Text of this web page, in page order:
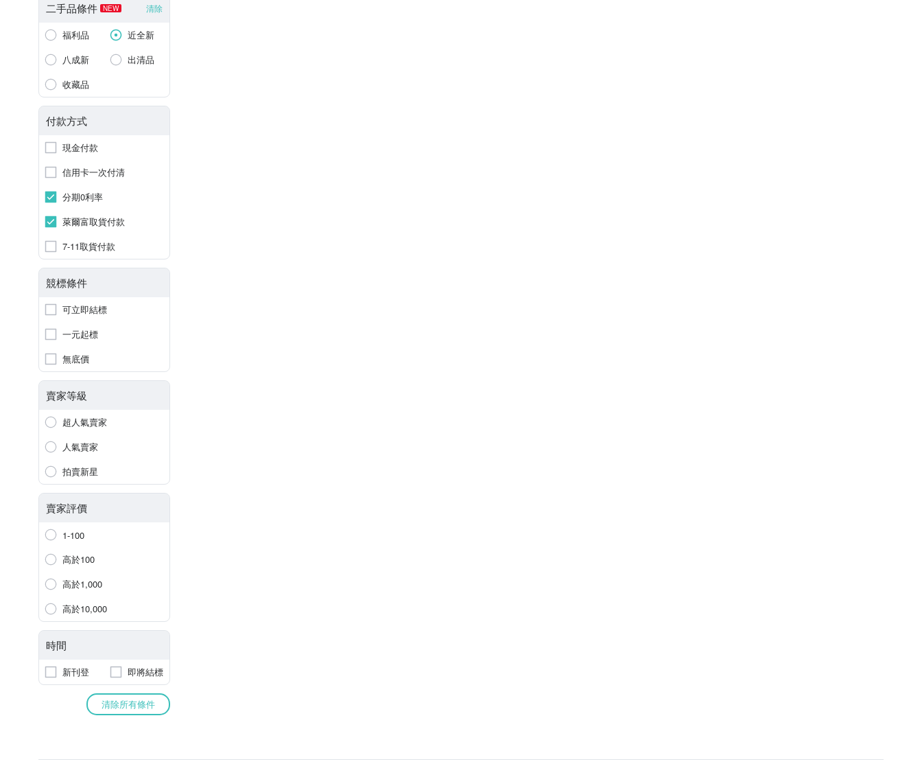
二手品條件 NEW 清除
福利品
近全新
八成新
出清品
收藏品
付款方式
現金付款
信用卡一次付清
分期0利率
萊爾富取貨付款
7-11取貨付款
競標條件
可立即結標
一元起標
無底價
賣家等級
超人氣賣家
人氣賣家
拍賣新星
賣家評價
1-100
高於100
高於1,000
高於10,000
時間
新刊登 即將結標
清除所有條件